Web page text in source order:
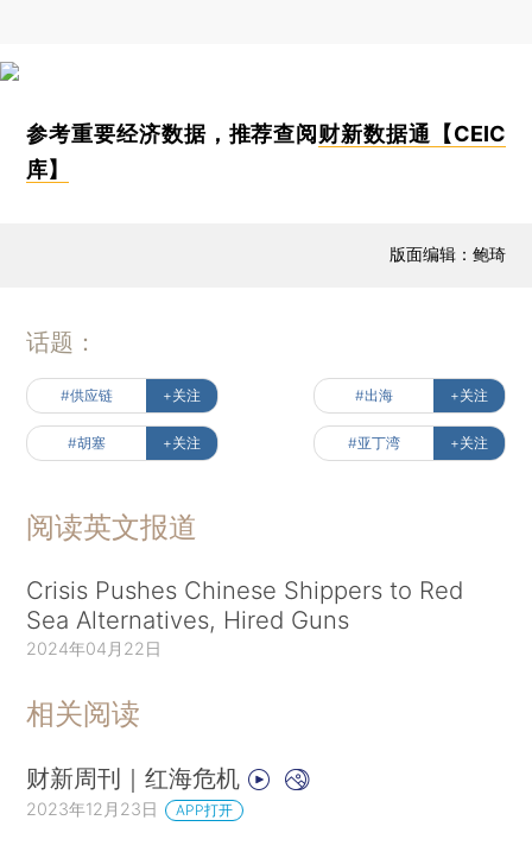
参考重要经济数据，推荐查阅 财新数据通【CEIC
库】
版面编辑：鲍琦
话题：
#供应链 +关注 #出海 +关注
#胡塞 +关注 #亚丁湾 +关注
阅读英文报道
Crisis Pushes Chinese Shippers to Red
Sea Alternatives, Hired Guns
2024年04月22日
相关阅读
财新周刊｜红海危机
2023年12月23日 APP打开